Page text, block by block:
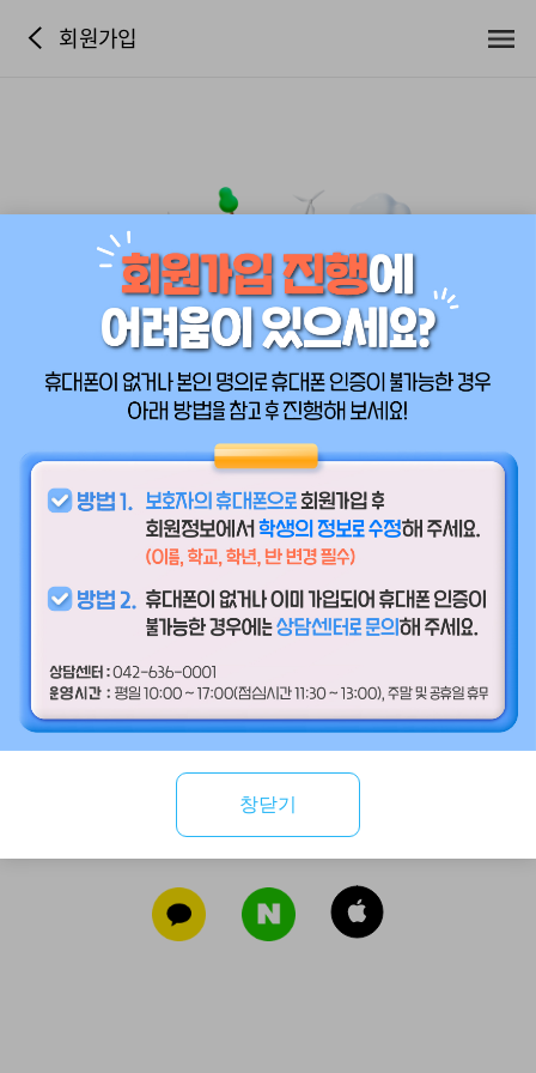
회원가입
누구나 실천 가능한 지구 지키기
기후행동1.5℃
만 14세 미만 학생 회원
만 14세 이상 일반 회원
SNS 간편가입
창닫기